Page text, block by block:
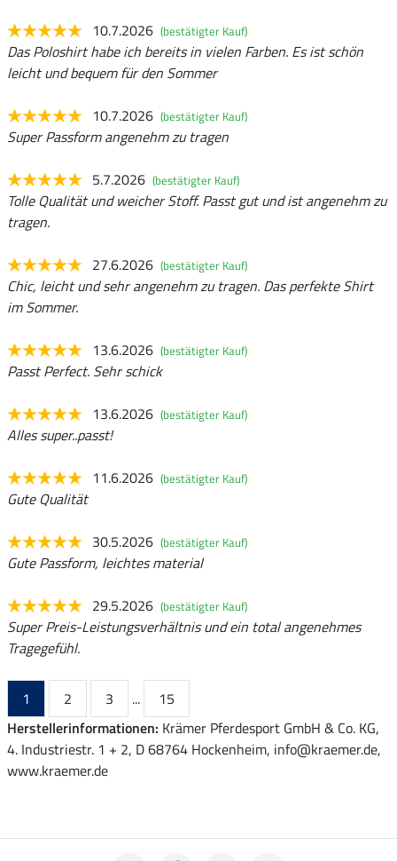
10.7.2026 (bestätigter Kauf)
Das Poloshirt habe ich bereits in vielen Farben. Es ist schön
leicht und bequem für den Sommer
10.7.2026 (bestätigter Kauf)
Super Passform angenehm zu tragen
5.7.2026 (bestätigter Kauf)
Tolle Qualität und weicher Stoff. Passt gut und ist angenehm zu
tragen.
27.6.2026 (bestätigter Kauf)
Chic, leicht und sehr angenehm zu tragen. Das perfekte Shirt
im Sommer.
13.6.2026 (bestätigter Kauf)
Passt Perfect. Sehr schick
13.6.2026 (bestätigter Kauf)
Alles super..passt!
11.6.2026 (bestätigter Kauf)
Gute Qualität
30.5.2026 (bestätigter Kauf)
Gute Passform, leichtes material
29.5.2026 (bestätigter Kauf)
Super Preis-Leistungsverhältnis und ein total angenehmes
Tragegefühl.
1 2 3 ...
15
Herstellerinformationen: Krämer Pferdesport GmbH & Co. KG,
4. Industriestr. 1 + 2, D 68764 Hockenheim, info@kraemer.de,
www.kraemer.de